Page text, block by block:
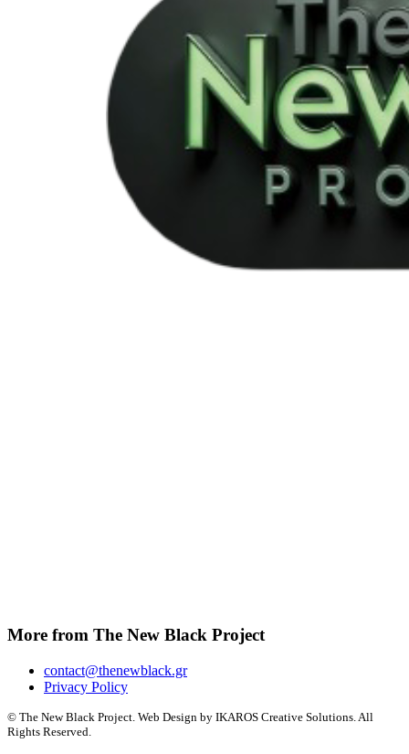
More from The New Black Project
contact@thenewblack.gr
Privacy Policy
© The New Black Project. Web Design by IKAROS Creative Solutions. All
Rights Reserved.